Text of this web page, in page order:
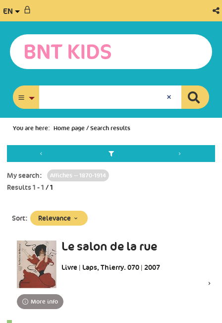
EN
You are here: Home page/Search results
My search: Affiches -- 1870-1914
Results1 -1 / 1
Sort: (Immediate
update)
Relevance
Le salon de la rue
Livre | Laps, Thierry. 070 | 2007
More info